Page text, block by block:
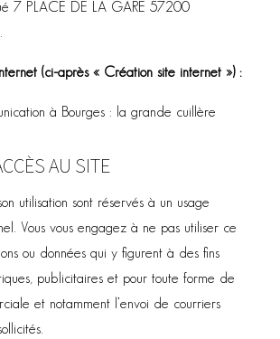
7 PLACE DE LA GARE 57200
(ci-après « Création site internet ») :
à Bourges : la grande cuillère
AU SITE
utilisation sont réservés à un usage
Vous vous engagez à ne pas utiliser ce
ou données qui y figurent à des fins
publicitaires et pour toute forme de
et notamment l’envoi de courriers